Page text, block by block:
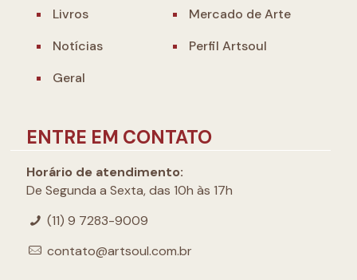
Livros
Mercado de Arte
Notícias
Perfil Artsoul
Geral
ENTRE EM CONTATO
Horário de atendimento:
De Segunda a Sexta, das 10h às 17h
(11) 9 7283-9009
contato@artsoul.com.br